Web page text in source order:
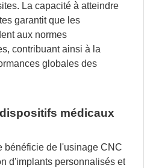
La capacité à atteindre
garantit que les
aux normes
contribuant ainsi à la
globales des
médicaux
bénéficie de l'usinage CNC
d'implants personnalisés et